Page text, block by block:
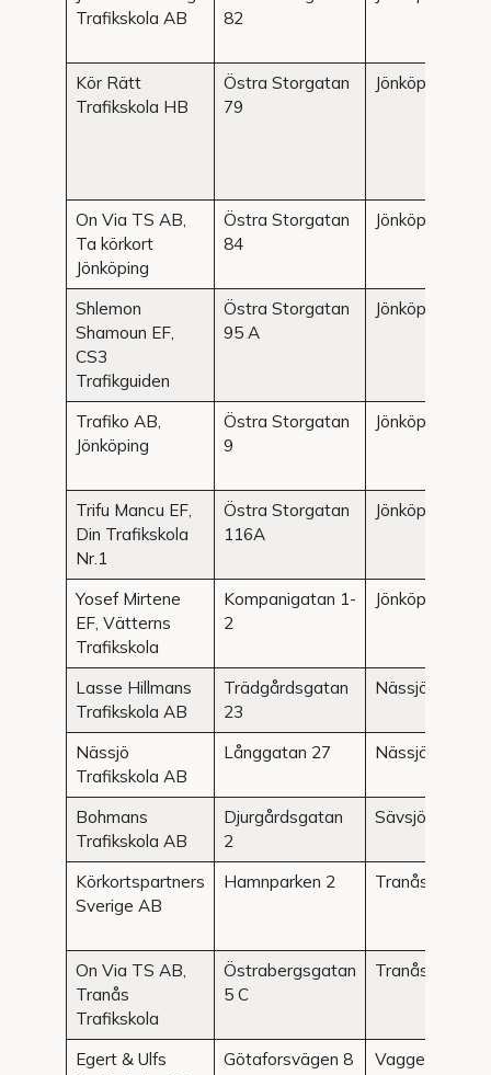
Trafikskola AB
82
Kör Rätt
Trafikskola HB
Östra Storgatan
79
Jönköping
On Via TS AB,
Ta körkort
Jönköping
Östra Storgatan
84
Jönköping
Shlemon
Shamoun EF,
CS3
Trafikguiden
Östra Storgatan
95 A
Jönköping
Trafiko AB,
Jönköping
Östra Storgatan
9
Jönköping
Trifu Mancu EF,
Din Trafikskola
Nr.1
Östra Storgatan
116A
Jönköping
Yosef Mirtene
EF, Vätterns
Trafikskola
Kompanigatan 1-
2
Jönköping
Lasse Hillmans
Trafikskola AB
Trädgårdsgatan
23
Nässjö
Nässjö
Trafikskola AB
Långgatan 27 Nässjö
Bohmans
Trafikskola AB
Djurgårdsgatan
2
Sävsjö
Körkortspartners
Sverige AB
Hamnparken 2 Tranås
On Via TS AB,
Tranås
Trafikskola
Östrabergsgatan
5 C
Tranås
Egert & Ulfs
Götaforsvägen 8 Vaggeryd